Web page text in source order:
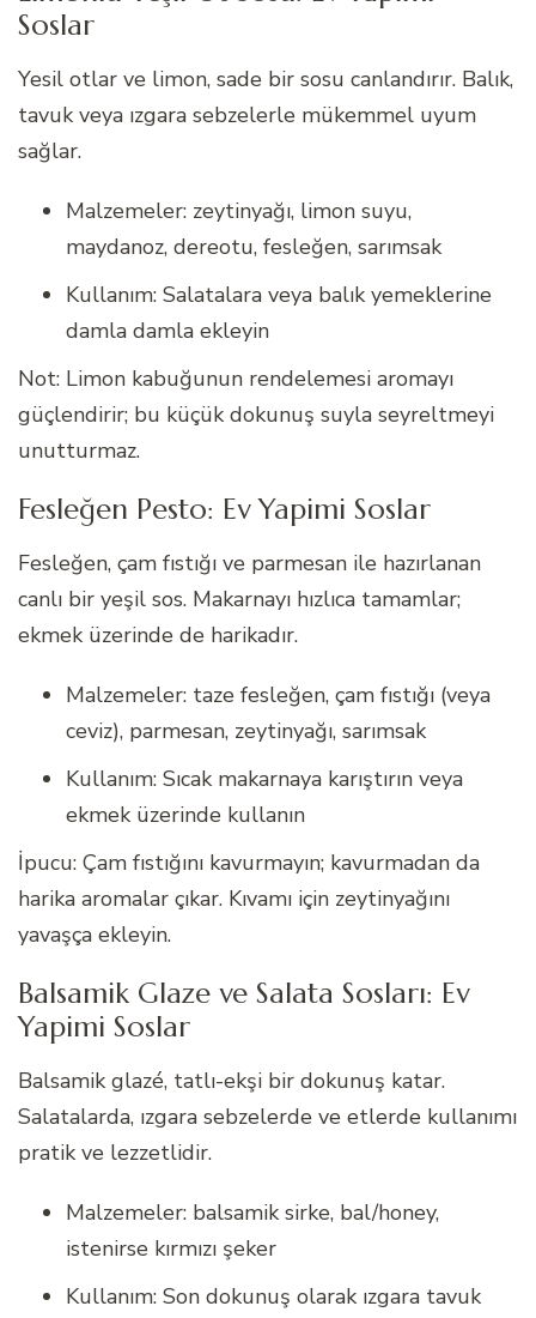
Soslar
Yesil otlar ve limon, sade bir sosu canlandırır. Balık,
tavuk veya ızgara sebzelerle mükemmel uyum
sağlar.
Malzemeler: zeytinyağı, limon suyu,
maydanoz, dereotu, fesleğen, sarımsak
Kullanım: Salatalara veya balık yemeklerine
damla damla ekleyin
Not: Limon kabuğunun rendelemesi aromayı
güçlendirir; bu küçük dokunuş suyla seyreltmeyi
unutturmaz.
Fesleğen Pesto: Ev Yapimi Soslar
Fesleğen, çam fıstığı ve parmesan ile hazırlanan
canlı bir yeşil sos. Makarnayı hızlıca tamamlar;
ekmek üzerinde de harikadır.
Malzemeler: taze fesleğen, çam fıstığı (veya
ceviz), parmesan, zeytinyağı, sarımsak
Kullanım: Sıcak makarnaya karıştırın veya
ekmek üzerinde kullanın
İpucu: Çam fıstığını kavurmayın; kavurmadan da
harika aromalar çıkar. Kıvamı için zeytinyağını
yavaşça ekleyin.
Balsamik Glaze ve Salata Sosları: Ev
Yapimi Soslar
Balsamik glazé, tatlı-ekşi bir dokunuş katar.
Salatalarda, ızgara sebzelerde ve etlerde kullanımı
pratik ve lezzetlidir.
Malzemeler: balsamik sirke, bal/honey,
istenirse kırmızı şeker
Kullanım: Son dokunuş olarak ızgara tavuk